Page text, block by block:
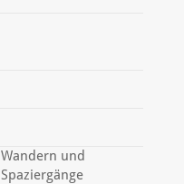
Wandern und
Spaziergänge